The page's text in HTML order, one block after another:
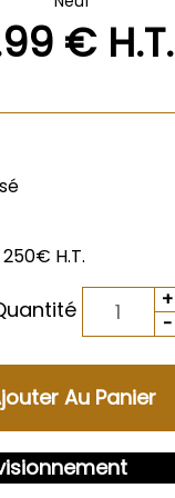
€ H.T.
H.T.